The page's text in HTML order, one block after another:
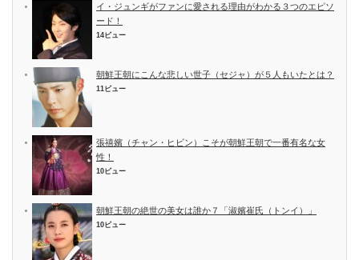
イ・ジュンギがファンに愛される理由がわかる３つのエピソ
ード！
14ビュー
朝鮮王朝にこんな悲しい世子（セジャ）が５人もいたとは？
11ビュー
張禧嬪（チャン・ヒビン）こそが朝鮮王朝で一番有名な女
性！
10ビュー
朝鮮王朝の絶世の美女は誰か７「淑嬪崔氏（トンイ）」
10ビュー